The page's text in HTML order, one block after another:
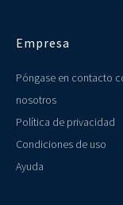
Empresa
Póngase en contacto
nosotros
Política de privacidad
Condiciones de uso
Ayuda